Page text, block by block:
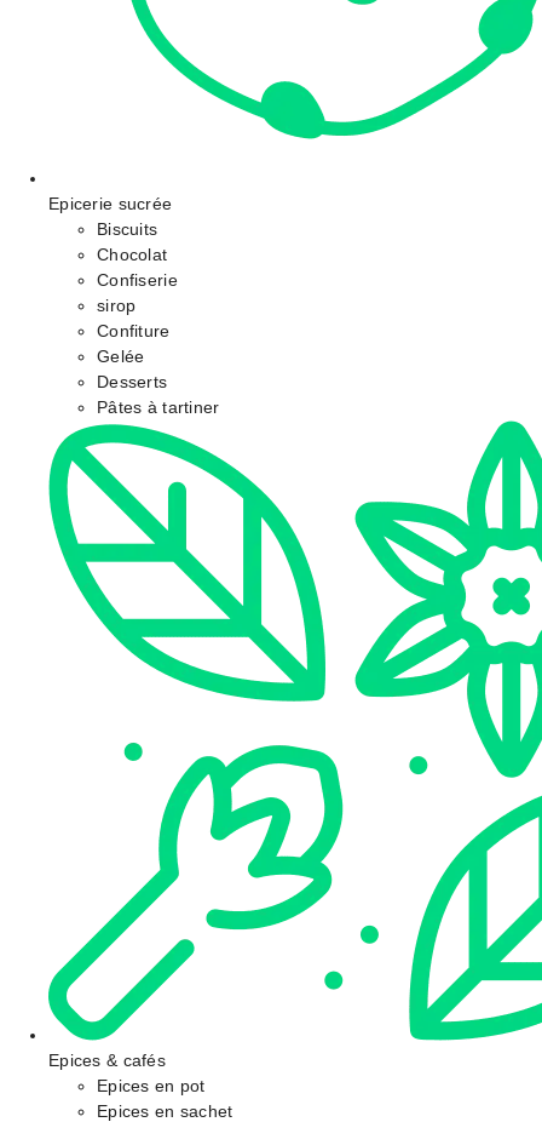
Epicerie sucrée
Biscuits
Chocolat
Confiserie
sirop
Confiture
Gelée
Desserts
Pâtes à tartiner
Epices & cafés
Epices en pot
Epices en sachet